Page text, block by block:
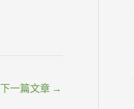
下一篇文章 →